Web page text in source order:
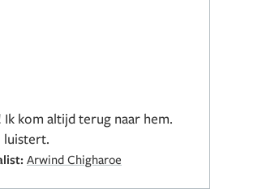
kom altijd terug naar hem.
luistert.
Arwind Chigharoe